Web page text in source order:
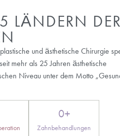
AUF
IN DEN
Warum